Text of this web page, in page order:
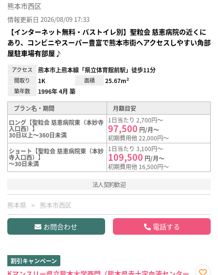
熊本市西区
情報更新日 2026/08/09 17:33
【インターネット無料・バストイレ別】聖粒会 慈恵病院の近くに
あり、コンビニやスーパー豊富で熊本市街へアクセスしやすい角部
屋駐車場有部屋♪
アクセス 熊本市上熊本線「県立体育館前駅」徒歩11分
間取り 1K 面積 25.67m²
築年数 1996年 4月 築
プラン名・期間
月額目安
ロング【聖粒会 慈恵病院東（本妙寺
入口西）】
30日以上～360日未満
1日当たり 2,700円～
97,500 円/月～
初期費用他 22,000円～
ショート【聖粒会 慈恵病院東（本妙
寺入口西）】
～30日未満
1日当たり 3,100円～
109,500 円/月～
初期費用他 16,500円～
法人契約歓迎
熊本県 熊本市西区
お問合わせ 電話する
割引キャンペーン